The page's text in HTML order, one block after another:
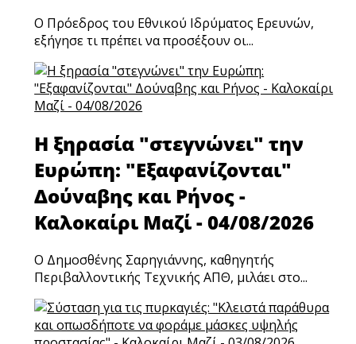
Ο Πρόεδρος του Εθνικού Ιδρύματος Ερευνών,
εξήγησε τι πρέπει να προσέξουν οι...
Η ξηρασία "στεγνώνει" την
Ευρώπη: "Εξαφανίζονται"
Δούναβης και Ρήνος -
Καλοκαίρι Μαζί - 04/08/2026
Ο Δημοσθένης Σαρηγιάννης, καθηγητής
Περιβαλλοντικής Τεχνικής ΑΠΘ, μιλάει στο...